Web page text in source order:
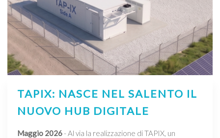
TAPIX: NASCE NEL SALENTO IL
NUOVO HUB DIGITALE
Maggio 2026- Al via la realizzazione di TAPIX, un